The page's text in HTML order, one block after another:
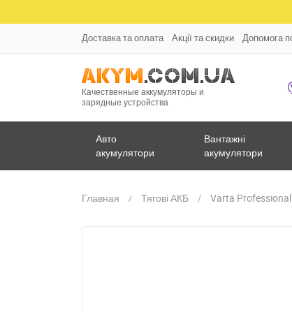
Доставка та оплата Акції та скидки Допомога
Качественные аккумуляторы и
зарядные устройства
Авто
акумулятори
Вантажні
акумулятори
Главная Тягові АКБ Varta